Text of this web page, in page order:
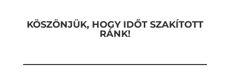
KÖSZÖNJÜK, HOGY IDŐT SZAKÍTOTT
RÁNK!